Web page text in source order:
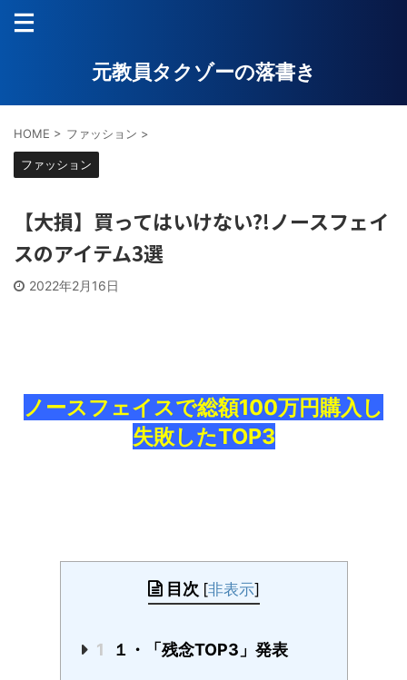
元教員タクゾーの落書き
HOME > ファッション >
ファッション
【大損】買ってはいけない?!ノースフェイ
スのアイテム3選
2022年2月16日
ノースフェイスで総額100万円購入し
失敗したTOP3
目次 [非表示]
1 １・「残念TOP3」発表